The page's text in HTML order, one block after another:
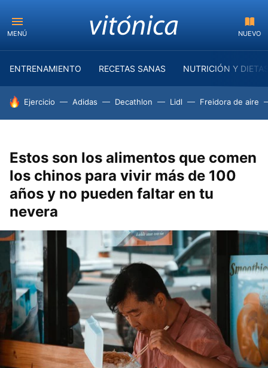
MENÚ NUEVO
ENTRENAMIENTO RECETAS SANAS NUTRICIÓN Y
HOY SE HABLA DE
Ejercicio Adidas Decathlon Lidl Freidora de aire
Estos son los alimentos que comen
los chinos para vivir más de 100
años y no pueden faltar en tu
nevera